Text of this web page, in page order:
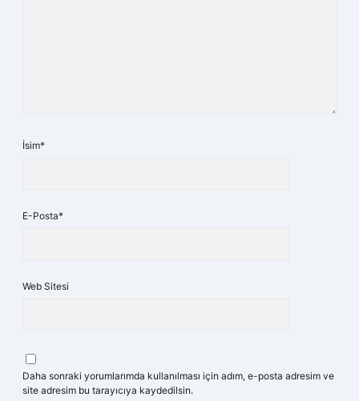
İsim*
E-Posta*
Web Sitesi
Daha sonraki yorumlarımda kullanılması için adım, e-posta adresim ve
site adresim bu tarayıcıya kaydedilsin.